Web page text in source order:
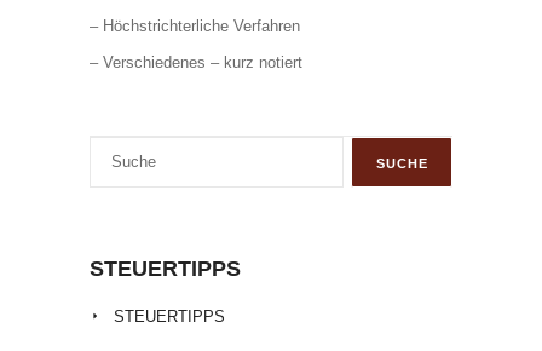
– Höchstrichterliche Verfahren
– Verschiedenes – kurz notiert
STEUERTIPPS
STEUERTIPPS